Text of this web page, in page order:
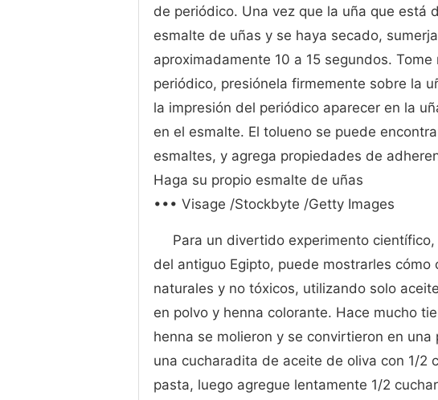
de periódico. Una vez que la uña que está
esmalte de uñas y se haya secado,
aproximadamente 10 a 15 segundos.
periódico, presiónela firmemente sobre la
la impresión del periódico aparecer en la
en el esmalte. El tolueno se puede
esmaltes, y agrega propiedades de
Haga su propio esmalte de uñas
••• Visage /Stockbyte /Getty Images
Para un divertido experimento
del antiguo Egipto, puede mostrarles
naturales y no tóxicos, utilizando solo
en polvo y henna colorante. Hace mucho
henna se molieron y se convirtieron en
una cucharadita de aceite de oliva con 1/2
pasta, luego agregue lentamente 1/2